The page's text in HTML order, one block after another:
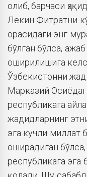
олиб, барчаси
Лекин Фитратни
орасидаги энг
бўлган бўлса,
оширилишига
Ўзбекистонни
Марказий
республикага
жадидларнинг
эга кучли миллат
оширадиган
республикага